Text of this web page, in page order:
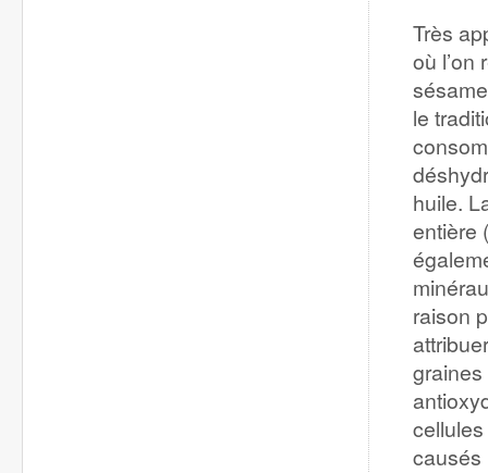
Très
où l’on
le
huile.
entière
raison
causés